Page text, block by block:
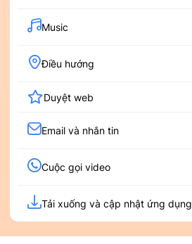
Music
Điều hướng
Duyệt web
Email và nhắn tin
Cuộc gọi video
Tải xuống và cập nhật ứng dụng